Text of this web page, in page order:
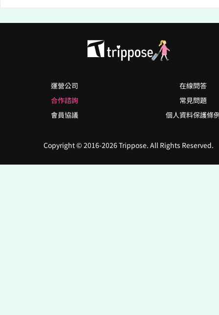
運營公司
合作諮詢
會員協議
在線問答
常見問題
個人資料保護條
Copyright © 2016-2026 Trippose. All Rights Reserved.